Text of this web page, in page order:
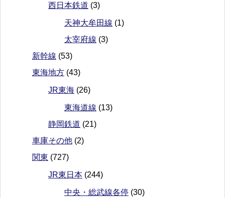
西日本鉄道 (3)
天神大牟田線 (1)
太宰府線 (3)
新幹線 (53)
東海地方 (43)
JR東海 (26)
東海道線 (13)
静岡鉄道 (21)
車庫その他 (2)
関東 (727)
JR東日本 (244)
中央・総武線各停 (30)